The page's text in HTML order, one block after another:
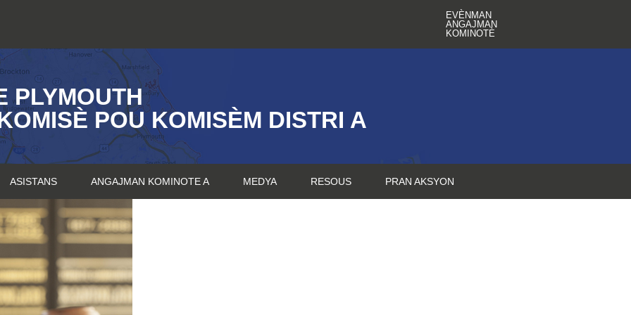
EVÈNMAN
ANGAJMAN
KOMINOTÈ
PLYMOUTH
POU KOMISÈM DISTRI A
ASISTANS ANGAJMAN KOMINOTE A MEDYA RESOUS PRAN AKSYON